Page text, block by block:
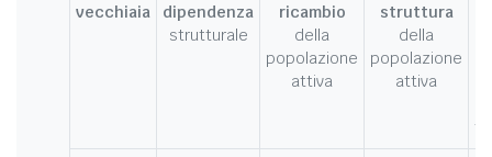
vecchiaia
dipendenza
strutturale
ricambio
della
popolazione
attiva
struttura
della
popolazione
attiva